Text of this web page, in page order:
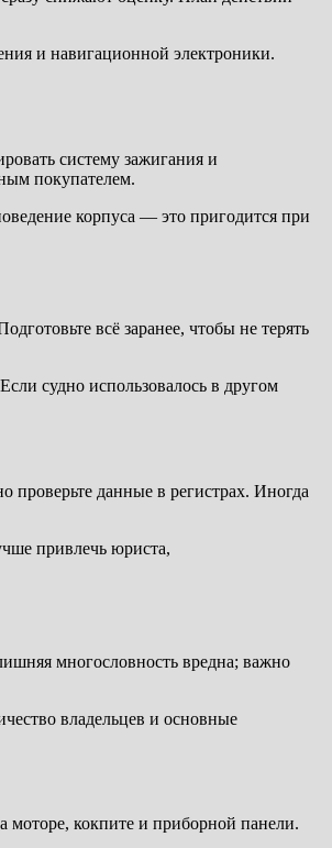
и навигационной электроники.
систему зажигания и
покупателем.
корпуса — это пригодится при
всё заранее, чтобы не терять
судно использовалось в другом
проверьте данные в регистрах. Иногда
привлечь юриста,
многословность вредна; важно
владельцев и основные
моторе, кокпите и приборной панели.